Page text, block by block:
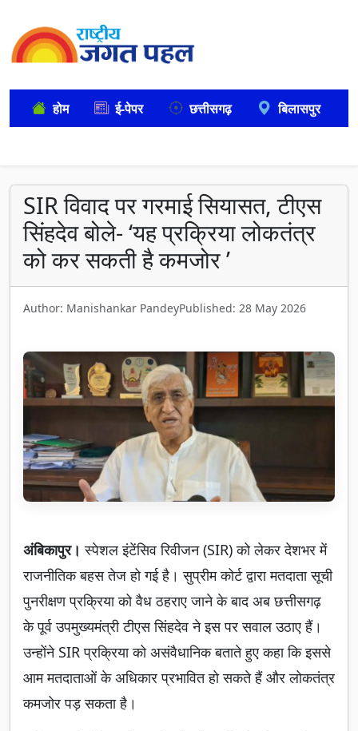
होम ई-पेपर छत्तीसगढ़ बिलासपुर
SIR विवाद पर गरमाई सियासत, टीएस
सिंहदेव बोले- ‘यह प्रक्रिया लोकतंत्र
को कर सकती है कमजोर ’
Author: Manishankar PandeyPublished: 28 May 2026
अंबिकापुर।स्पेशल इंटेंसिव रिवीजन (SIR) को लेकर देशभर में
राजनीतिक बहस तेज हो गई है। सुप्रीम कोर्ट द्वारा मतदाता सूची
पुनरीक्षण प्रक्रिया को वैध ठहराए जाने के बाद अब छत्तीसगढ़
के पूर्व उपमुख्यमंत्री टीएस सिंहदेव ने इस पर सवाल उठाए हैं।
उन्होंने SIR प्रक्रिया को असंवैधानिक बताते हुए कहा कि इससे
आम मतदाताओं के अधिकार प्रभावित हो सकते हैं और लोकतंत्र
कमजोर पड़ सकता है।